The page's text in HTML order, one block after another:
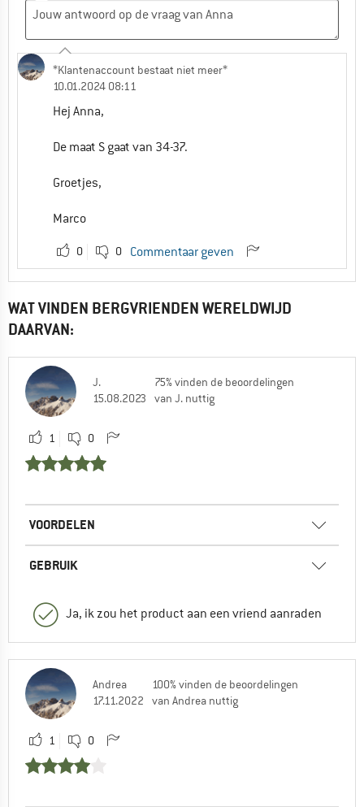
*Klantenaccount bestaat niet meer*
10.01.2024 08:11
Hej Anna,
De maat S gaat van 34-37.
Groetjes,
Marco
0 0 Commentaar geven
WAT VINDEN BERGVRIENDEN WERELDWIJD
DAARVAN:
J.
15.08.2023
75% vinden de beoordelingen
van J. nuttig
1 0
VOORDELEN
GEBRUIK
Ja, ik zou het product aan een vriend aanraden
Andrea
17.11.2022
100% vinden de beoordelingen
van Andrea nuttig
1 0